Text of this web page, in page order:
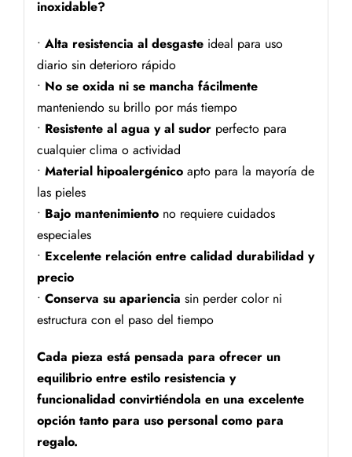
inoxidable?
• Alta resistencia al desgasteideal para uso
diario sin deterioro rápido
• No se oxida ni se mancha fácilmente
manteniendo su brillo por más tiempo
• Resistente al agua y al sudorperfecto para
cualquier clima o actividad
• Material hipoalergénicoapto para la mayoría de
las pieles
• Bajo mantenimientono requiere cuidados
especiales
• Excelente relación entre calidad durabilidad y
precio
• Conserva su apariencia sin perder color ni
estructura con el paso del tiempo
Cada pieza está pensada para ofrecer un
equilibrio entre estilo resistencia y
funcionalidad convirtiéndola en una excelente
opción tanto para uso personal como para
regalo.